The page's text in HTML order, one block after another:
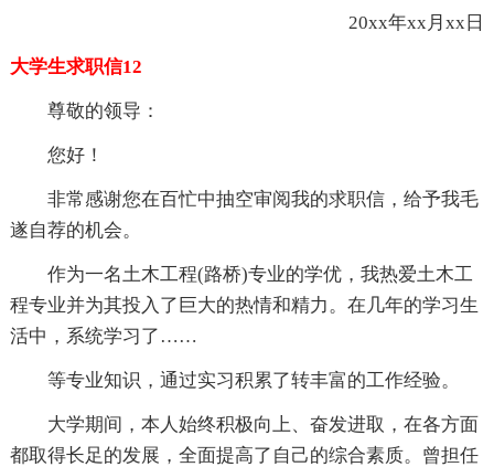
20xx年xx月xx日
大学生求职信12
尊敬的领导：
您好！
非常感谢您在百忙中抽空审阅我的求职信，给予我毛
遂自荐的机会。
作为一名土木工程(路桥)专业的学优，我热爱土木工
程专业并为其投入了巨大的热情和精力。在几年的学习生
活中，系统学习了……
等专业知识，通过实习积累了转丰富的工作经验。
大学期间，本人始终积极向上、奋发进取，在各方面
都取得长足的发展，全面提高了自己的综合素质。曾担任